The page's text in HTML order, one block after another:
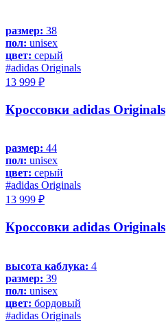
размер: 38
пол: unisex
цвет: серый
#adidas Originals
13 999 ₽
Кроссовки adidas Originals
размер: 44
пол: unisex
цвет: серый
#adidas Originals
13 999 ₽
Кроссовки adidas Originals
высота каблука: 4
размер: 39
пол: unisex
цвет: бордовый
#adidas Originals